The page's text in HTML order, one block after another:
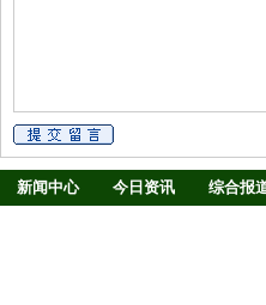
新闻中心 今日资讯 综合报